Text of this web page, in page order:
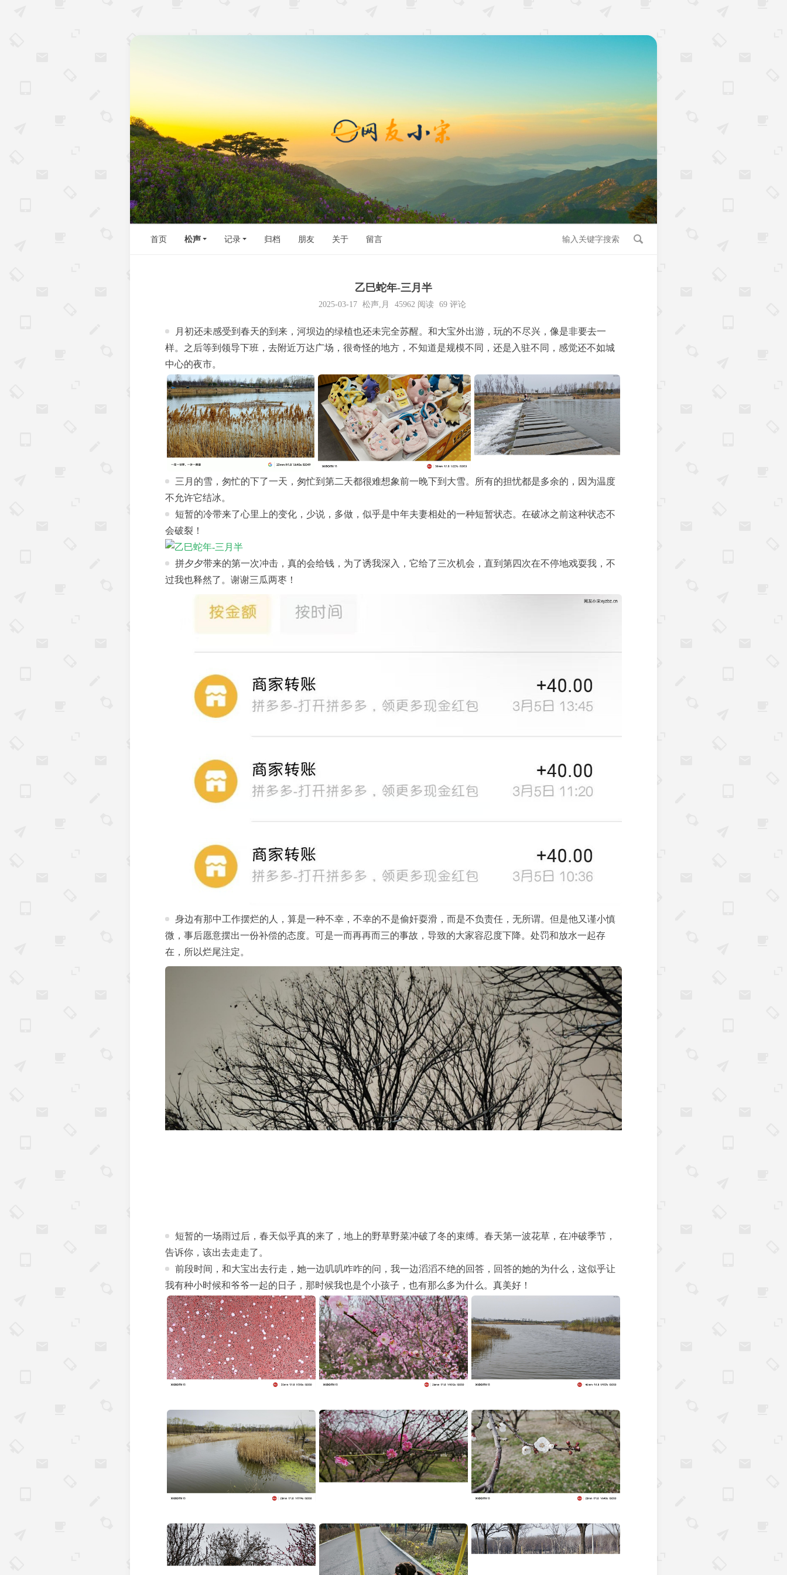
首页 松声 记录 归档 朋友 关于 留言
乙巳蛇年-三月半
2025-03-17 松声, 月 45962阅读 69 评论
月初还未感受到春天的到来，河坝边的绿植也还未完全苏醒。和大宝外出游，玩的不尽兴，像是非要去一
样。之后等到领导下班，去附近万达广场，很奇怪的地方，不知道是规模不同，还是入驻不同，感觉还不如城
中心的夜市。
三月的雪，匆忙的下了一天，匆忙到第二天都很难想象前一晚下到大雪。所有的担忧都是多余的，因为温度
不允许它结冰。
短暂的冷带来了心里上的变化，少说，多做，似乎是中年夫妻相处的一种短暂状态。在破冰之前这种状态不
会破裂！
拼夕夕带来的第一次冲击，真的会给钱，为了诱我深入，它给了三次机会，直到第四次在不停地戏耍我，不
过我也释然了。谢谢三瓜两枣！
身边有那中工作摆烂的人，算是一种不幸，不幸的不是偷奸耍滑，而是不负责任，无所谓。但是他又谨小慎
微，事后愿意摆出一份补偿的态度。可是一而再再而三的事故，导致的大家容忍度下降。处罚和放水一起存
在，所以烂尾注定。
短暂的一场雨过后，春天似乎真的来了，地上的野草野菜冲破了冬的束缚。春天第一波花草，在冲破季节，
告诉你，该出去走走了。
前段时间，和大宝出去行走，她一边叽叽咋咋的问，我一边滔滔不绝的回答，回答的她的为什么，这似乎让
我有种小时候和爷爷一起的日子，那时候我也是个小孩子，也有那么多为什么。真美好！